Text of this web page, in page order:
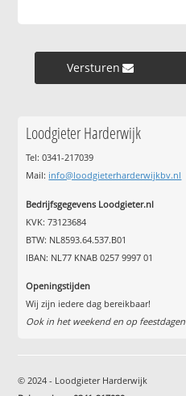
Versturen »
Loodgieter Harderwijk
Tel: 0341-217039
Mail: info@loodgieterharderwijkbv.nl
Bedrijfsgegevens Loodgieter.nl
KVK: 73123684
BTW: NL8593.64.537.B01
IBAN: NL77 KNAB 0257 9997 01
Openingstijden
Wij zijn iedere dag bereikbaar!
Ook in het weekend en op feestdagen
© 2024 - Loodgieter Harderwijk